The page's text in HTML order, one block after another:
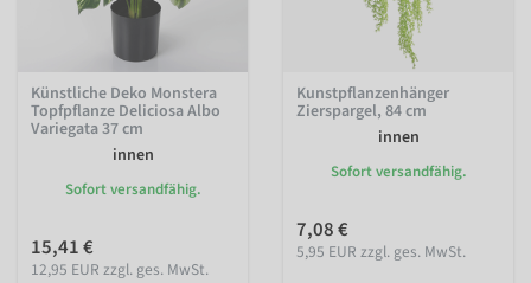
Künstliche Deko Monstera
Topfpflanze Deliciosa Albo
Variegata 37 cm
innen
Sofort versandfähig.
15,41 €
12,95 EUR zzgl. ges. MwSt.
Kunstpflanzenhänger
Zierspargel, 84 cm
innen
Sofort versandfähig.
7,08 €
5,95 EUR zzgl. ges. MwSt.